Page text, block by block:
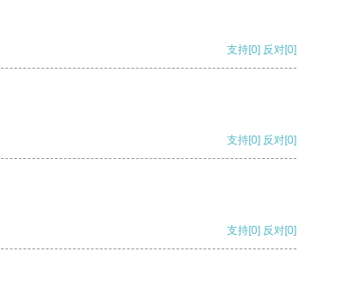
支持[0] 反对[0]
支持[0] 反对[0]
支持[0] 反对[0]